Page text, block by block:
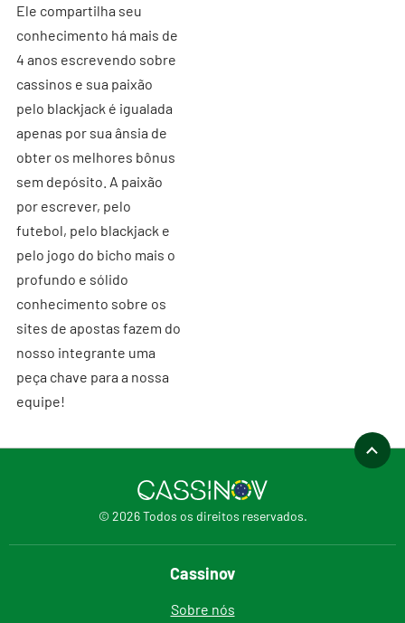
Ele compartilha seu
conhecimento há mais de
4 anos escrevendo sobre
cassinos e sua paixão
pelo blackjack é igualada
apenas por sua ânsia de
obter os melhores bônus
sem depósito. A paixão
por escrever, pelo
futebol, pelo blackjack e
pelo jogo do bicho mais o
profundo e sólido
conhecimento sobre os
sites de apostas fazem do
nosso integrante uma
peça chave para a nossa
equipe!
© 2026 Todos os direitos reservados.
Cassinov
Sobre nós